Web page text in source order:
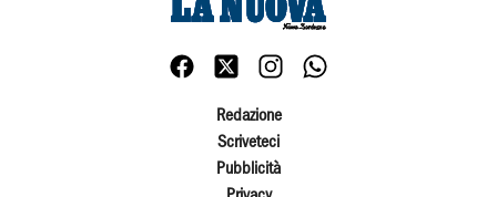
Redazione
Scriveteci
Pubblicità